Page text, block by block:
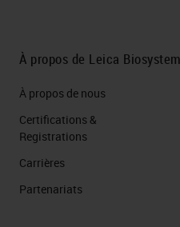
À propos de Leica
À propos de nous
Certifications &
Registrations
Carrières
Partenariats